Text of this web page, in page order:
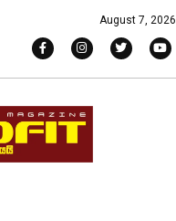
August 7, 2026